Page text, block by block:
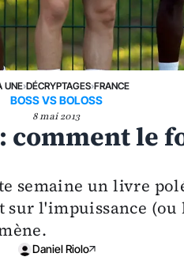
UNE›DÉCRYPTAGES›FRANCE
BOSS VS BOLOSS
8 mai 2013
comment le
semaine un livre
l'impuissance (ou
Daniel Riolo